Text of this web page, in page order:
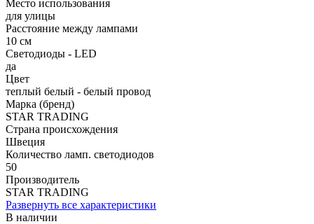
Место использования
для улицы
Расстояние между лампами
10 см
Светодиоды - LED
да
Цвет
теплый белый - белый провод
Марка (бренд)
STAR TRADING
Страна происхождения
Швеция
Количество ламп. светодиодов
50
Производитель
STAR TRADING
Развернуть все характеристики
В наличии